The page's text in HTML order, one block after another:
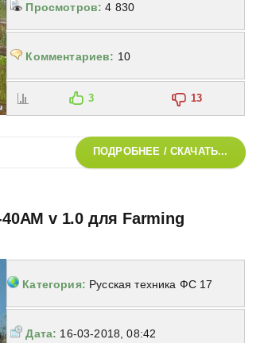
Просмотров: 4 830
Комментариев: 10
3 13
ПОДРОБНЕЕ / СКАЧАТЬ...
v 1.0 для Farming
Категория: Русская техника ФС 17
Дата: 16-03-2018, 08:42